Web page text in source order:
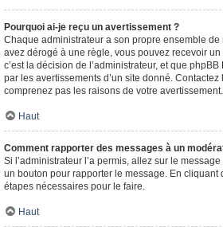
Pourquoi ai-je reçu un avertissement ?
Chaque administrateur a son propre ensemble
avez dérogé à une règle, vous pouvez recevoir
c’est la décision de l’administrateur, et que
par les avertissements d’un site donné. Contactez
comprenez pas les raisons de votre avertissement.
Haut
Comment rapporter des messages à un
Si l’administrateur l’a permis, allez sur le
un bouton pour rapporter le message. En cliquant
étapes nécessaires pour le faire.
Haut